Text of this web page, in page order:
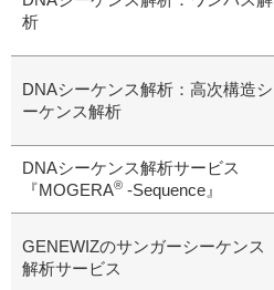
析
DNAシーケンス解析：高次構造シ
ーケンス解析
DNAシーケンス解析サービス
『MOGERA® -Sequence』
GENEWIZのサンガーシーケンス
解析サービス